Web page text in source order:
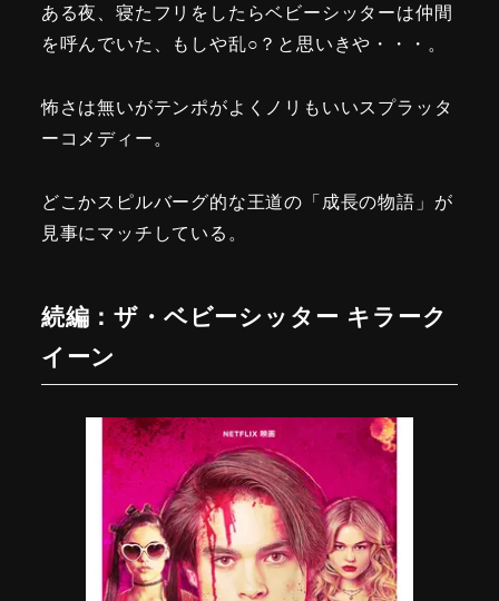
ある夜、寝たフリをしたらベビーシッターは仲間
を呼んでいた、もしや乱○？と思いきや・・・。
怖さは無いがテンポがよくノリもいいスプラッタ
ーコメディー。
どこかスピルバーグ的な王道の「成長の物語」が
見事にマッチしている。
続編：ザ・ベビーシッター キラーク
イーン